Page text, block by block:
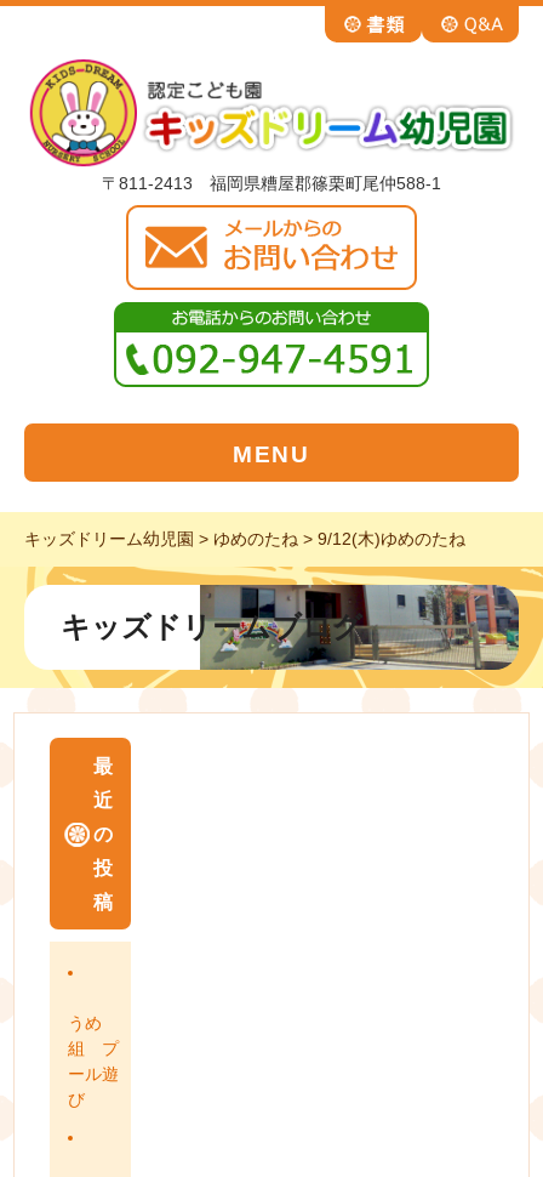
〒811-2413 福岡県糟屋郡篠栗町尾仲588-1
MENU
キッズドリーム幼児園 > ゆめのたね > 9/12(木)ゆめのたね
キッズドリームブログ
最
近
の
投
稿
うめ
組 プ
ール遊
び